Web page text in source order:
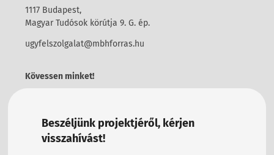
1117 Budapest,
Magyar Tudósok körútja 9. G. ép.
ugyfelszolgalat@mbhforras.hu
Kövessen minket!
Beszéljünk projektjéről, kérjen
visszahívást!